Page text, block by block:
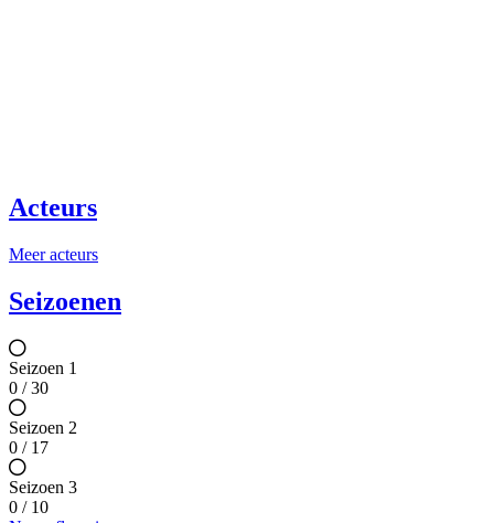
Acteurs
Meer acteurs
Seizoenen
Seizoen 1
0 / 30
Seizoen 2
0 / 17
Seizoen 3
0 / 10